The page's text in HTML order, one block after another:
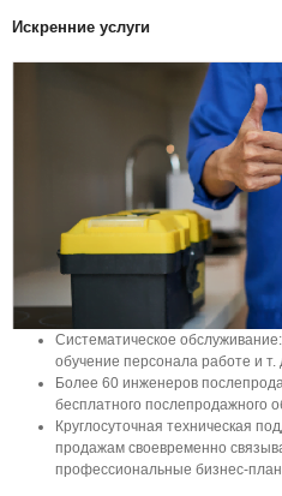
Искренние услуги
Систематическое
обучение персонала работе и т.
Более 60 инженеров
бесплатного послепродажного
Круглосуточная техническая
продажам своевременно
профессиональные бизнес-